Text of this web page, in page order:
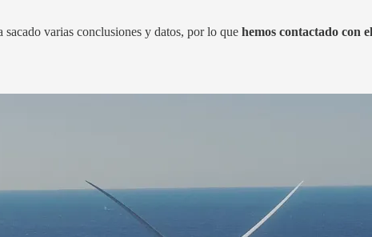
varias conclusiones y datos, por lo que hemos contactado con